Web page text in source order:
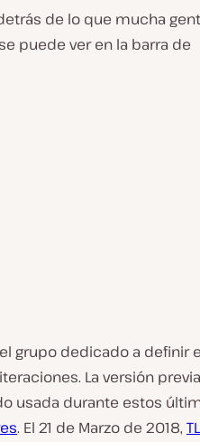
de lo que mucha
puede ver en la barra de
el grupo dedicado a definir
La versión
usada durante estos
. El 21 de Marzo de 2018,